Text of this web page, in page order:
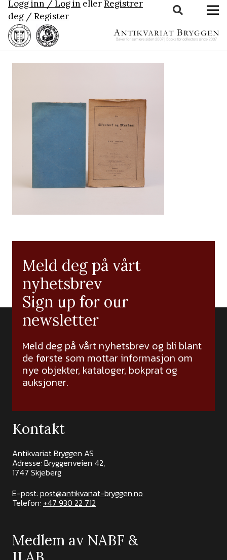
Logg inn / Log in ellerRegistrer
deg / Register
Meld deg på vårt
nyhetsbrev
Sign up for our
newsletter
Meld deg på vårt nyhetsbrev og bli blant
de første som mottar informasjon om
nye objekter, kataloger, bokprat og
auksjoner.
Kontakt
Antikvariat Bryggen AS
Adresse: Bryggenveien 42,
1747 Skjeberg
E-post: post@antikvariat-bryggen.no
Telefon: +47 930 22 712
Medlem av NABF &